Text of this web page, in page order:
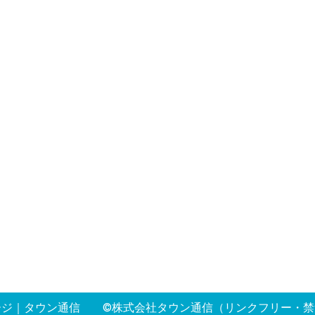
｜ タウン通信©株式会社タウン通信（リンクフリー・禁